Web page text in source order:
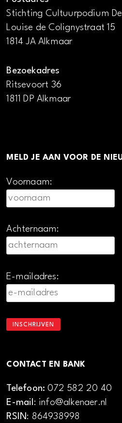
Stichting Cultuurpodium
Louise de Colignystraat 15
1814 JA Alkmaar
Bezoekadres
Ritsevoort 36
1811 DP Alkmaar
MELD JE AAN VOOR DE
Voornaam:
Achternaam:
E-mailadres:
CONTACT EN BANK
Telefoon:072 582 20 40
E-mail: info@alkenaer.nl
RSIN: 864938998